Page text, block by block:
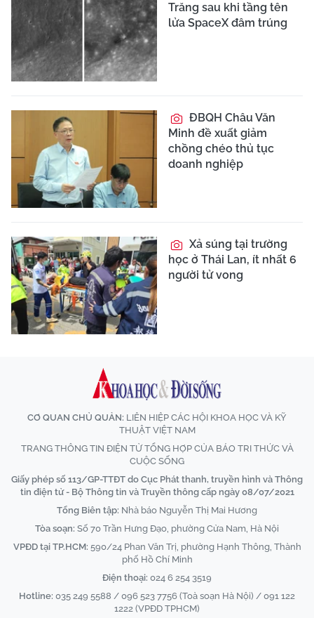
Trăng sau khi tầng tên
lửa SpaceX đâm trúng
ĐBQH Châu Văn
Minh đề xuất giảm
chồng chéo thủ tục
doanh nghiệp
Xả súng tại trường
học ở Thái Lan, ít nhất 6
người tử vong
CƠ QUAN CHỦ QUẢN: LIÊN HIỆP CÁC HỘI KHOA HỌC VÀ KỸ
THUẬT VIỆT NAM
TRANG THÔNG TIN ĐIỆN TỬ TỔNG HỢP CỦA BÁO TRI THỨC VÀ
CUỘC SỐNG
Giấy phép số 113/GP-TTĐT do Cục Phát thanh, truyền hình và Thông
tin điện tử - Bộ Thông tin và Truyền thông cấp ngày 08/07/2021
Tổng Biên tập: Nhà báo Nguyễn Thị Mai Hương
Tòa soạn: Số 70 Trần Hưng Đạo, phường Cửa Nam, Hà Nội
VPĐD tại TP.HCM: 590/24 Phan Văn Trị, phường Hạnh Thông, Thành
phố Hồ Chí Minh
Điện thoại: 024 6 254 3519
Hotline: 035 249 5588 / 096 523 7756 (Toà soạn Hà Nội) / 091 122
1222 (VPĐD TPHCM)